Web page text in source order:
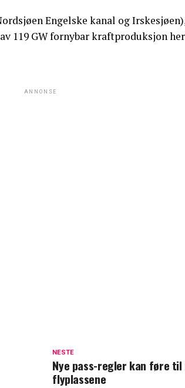
Engelske kanal og
119 GW fornybar kraftproduksjon her
ANNONSE
NESTE
Nye pass-regler kan føre til
flyplassene